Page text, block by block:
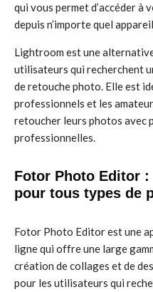
qui vous permet d’accéder à
depuis n’importe quel
Lightroom est une
utilisateurs qui recherchent
de retouche photo. Elle est
professionnels et les
retoucher leurs photos avec
professionnelles.
Fotor Photo Editor
pour tous types de
Fotor Photo Editor est une
ligne qui offre une large
création de collages et de
pour les utilisateurs qui